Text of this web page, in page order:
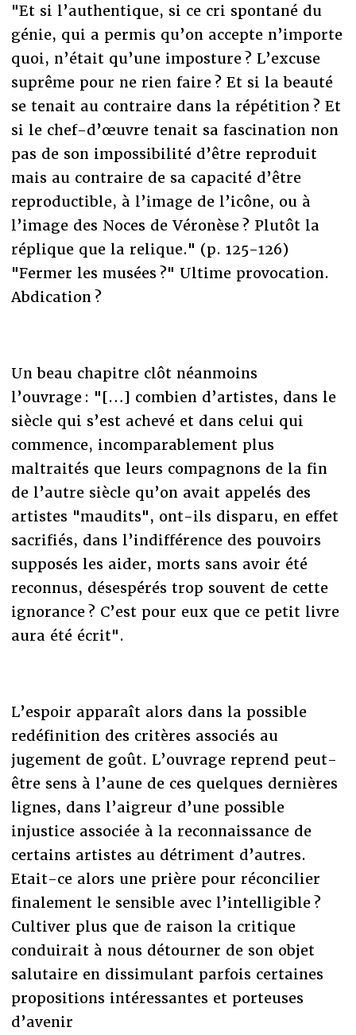
"Et si l’authentique, si ce cri spontané du
génie, qui a permis qu’on accepte n’importe
quoi, n’était qu’une imposture ? L’excuse
suprême pour ne rien faire ? Et si la beauté
se tenait au contraire dans la répétition ? Et
si le chef-d’œuvre tenait sa fascination non
pas de son impossibilité d’être reproduit
mais au contraire de sa capacité d’être
reproductible, à l’image de l’icône, ou à
l’image des Noces de Véronèse ? Plutôt la
réplique que la relique." (p. 125-126)
"Fermer les musées ?" Ultime provocation.
Abdication ?
Un beau chapitre clôt néanmoins
l’ouvrage : "[…] combien d’artistes, dans le
siècle qui s’est achevé et dans celui qui
commence, incomparablement plus
maltraités que leurs compagnons de la fin
de l’autre siècle qu’on avait appelés des
artistes "maudits", ont-ils disparu, en effet
sacrifiés, dans l’indifférence des pouvoirs
supposés les aider, morts sans avoir été
reconnus, désespérés trop souvent de cette
ignorance ? C’est pour eux que ce petit livre
aura été écrit".
L’espoir apparaît alors dans la possible
redéfinition des critères associés au
jugement de goût. L’ouvrage reprend peut-
être sens à l’aune de ces quelques dernières
lignes, dans l’aigreur d’une possible
injustice associée à la reconnaissance de
certains artistes au détriment d’autres.
Etait-ce alors une prière pour réconcilier
finalement le sensible avec l’intelligible ?
Cultiver plus que de raison la critique
conduirait à nous détourner de son objet
salutaire en dissimulant parfois certaines
propositions intéressantes et porteuses
d’avenir